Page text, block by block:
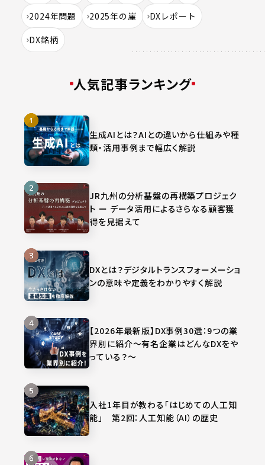
2024年問題
2025年の崖
DXレポート
DX銘柄
人気記事ランキング
生成AIとは？AIとの違いから仕組みや種
類・活用事例まで幅広く解説
JR九州の分析基盤の再構築プロジェク
ト ー データ活用によるさらなる顧客獲
得を見据えて
DXとは？デジタルトランスフォーメーショ
ンの意味や定義をわかりやすく解説
【2026年最新版】DX事例30選：9つの業
界別に紹介～有名企業はどんなDXをや
っている？～
入社1年目が教わる「はじめての人工知
能」 第2回：人工知能（AI）の歴史